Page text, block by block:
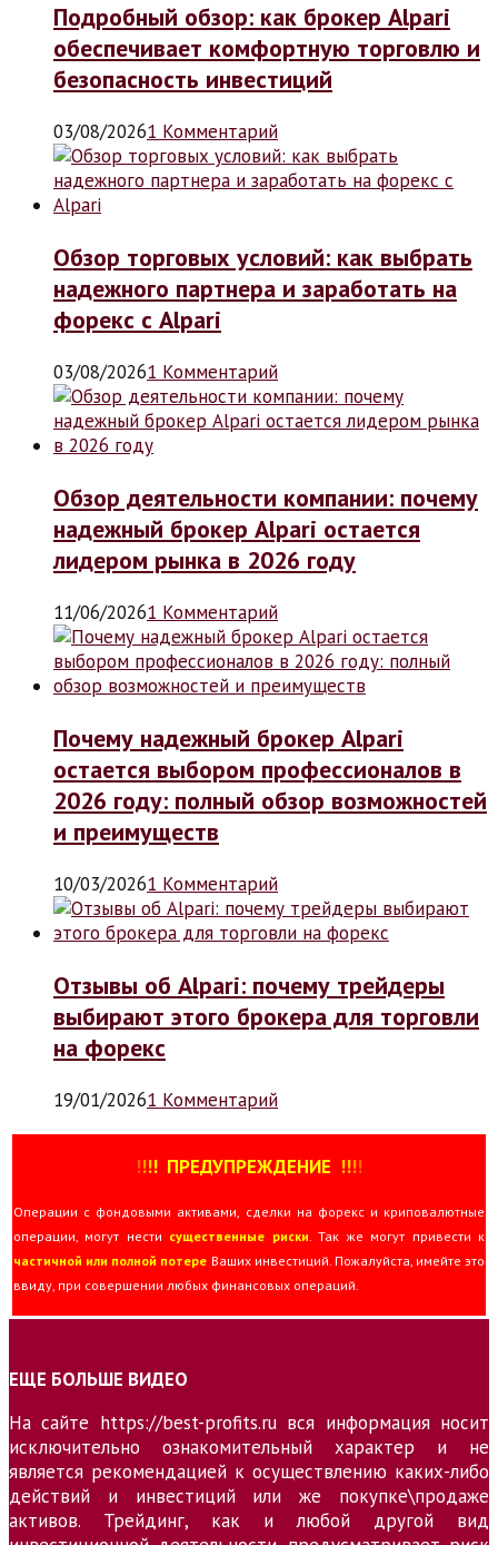
Подробный обзор: как брокер Alpari
обеспечивает комфортную торговлю и
безопасность инвестиций
03/08/20261 Комментарий
Обзор торговых условий: как выбрать
надежного партнера и заработать на
форекс с Alpari
03/08/20261 Комментарий
Обзор деятельности компании: почему
надежный брокер Alpari остается
лидером рынка в 2026 году
11/06/20261 Комментарий
Почему надежный брокер Alpari
остается выбором профессионалов в
2026 году: полный обзор возможностей
и преимуществ
10/03/20261 Комментарий
Отзывы об Alpari: почему трейдеры
выбирают этого брокера для торговли
на форекс
19/01/20261 Комментарий
!!!! ПРЕДУПРЕЖДЕНИЕ !!!!
Операции с фондовыми активами, сделки на форекс и криповалютные
операции, могут нести существенные риски. Так же могут привести к
частичной или полной потере Ваших инвестиций. Пожалуйста, имейте это
ввиду, при совершении любых финансовых операций.
ЕЩЕ БОЛЬШЕ ВИДЕО
На сайте https://best-profits.ru вся информация носит
исключительно ознакомительный характер и не
является рекомендацией к осуществлению каких-либо
действий и инвестиций или же покупке\продаже
активов. Трейдинг, как и любой другой вид